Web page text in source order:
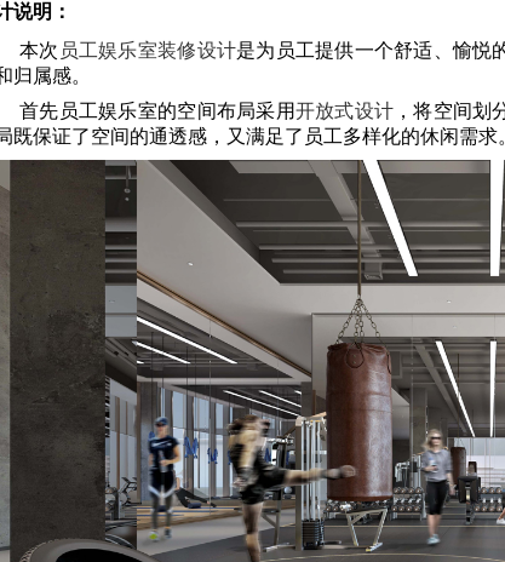
说明：
本次 员工娱乐室装修设计是为员工提供一个舒适、愉悦
归属感。
首先员工娱乐室的空间布局采用开放式设计 ，将空间划
既保证了空间的通透感，又满足了员工多样化的休闲需求